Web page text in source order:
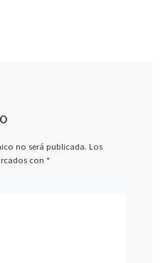
no será publicada. Los
con *